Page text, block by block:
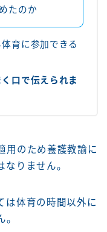
たのか
育に参加できる
口で伝えられま
用のため養護教諭に
りません。
体育の時間以外に
。